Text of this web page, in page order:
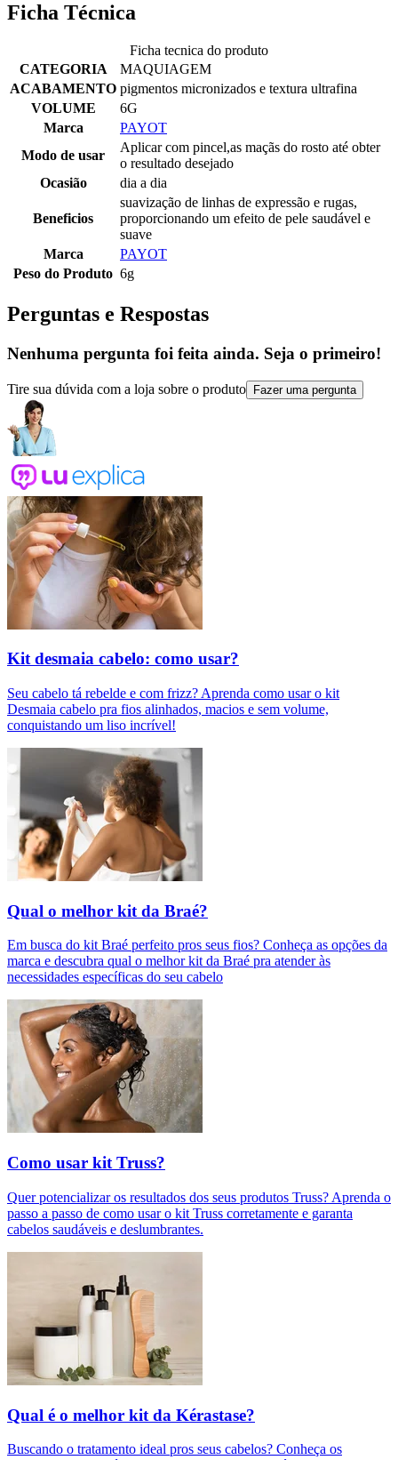
Ficha Técnica
Ficha tecnica do produto
CATEGORIA
MAQUIAGEM
ACABAMENTO pigmentos micronizados e textura ultrafina
VOLUME
6G
Marca
PAYOT
Modo de usar
Aplicar com pincel,as maçãs do rosto até obter
o resultado desejado
Ocasião
dia a dia
Beneficios
suavização de linhas de expressão e rugas,
proporcionando um efeito de pele saudável e
suave
Marca
PAYOT
Peso do Produto 6g
Perguntas e Respostas
Nenhuma pergunta foi feita ainda. Seja o primeiro!
Tire sua dúvida com a loja sobre o produto Fazer uma pergunta
Kit desmaia cabelo: como usar?
Seu cabelo tá rebelde e com frizz? Aprenda como usar o kit
Desmaia cabelo pra fios alinhados, macios e sem volume,
conquistando um liso incrível!
Qual o melhor kit da Braé?
Em busca do kit Braé perfeito pros seus fios? Conheça as opções da
marca e descubra qual o melhor kit da Braé pra atender às
necessidades específicas do seu cabelo
Como usar kit Truss?
Quer potencializar os resultados dos seus produtos Truss? Aprenda o
passo a passo de como usar o kit Truss corretamente e garanta
cabelos saudáveis e deslumbrantes.
Qual é o melhor kit da Kérastase?
Buscando o tratamento ideal pros seus cabelos? Conheça os